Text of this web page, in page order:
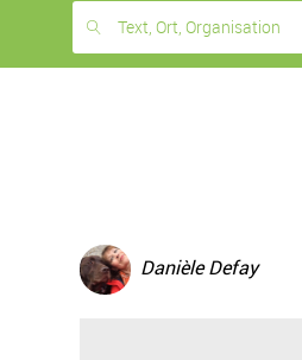
Text, Ort, Organisation
Danièle Defay